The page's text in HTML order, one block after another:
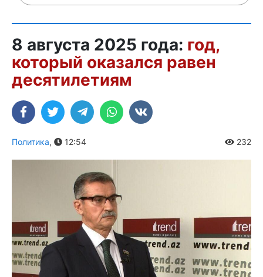
8 августа 2025 года: год,
который оказался равен
десятилетиям
Политика, 12:54 232